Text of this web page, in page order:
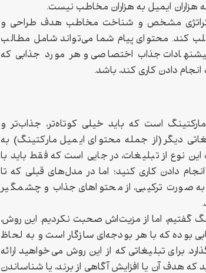
هزاران ایمیل به هزاران مخاطب نیست.
مشخص و شناخت مخاطب هدف طراحی و
کند. محتوای پیام شما می‌تواند شامل مطالب
جذاب اختصاصی و هر مورد جذابی که
دادن کاری کند، باشد.
است که باید خیلی کوتاه‌تر، جذاب‌تر و
دیگر (از جمله محتوای ایمیل مارکتینگ) به
نوع از تبلیغات، در جایی است که فقط باید با
دادن کاری کنید؛ اما در مدل‌های قبلی که تا
به صورت ترکیبی، از محتواهای جذاب و چشمگیر
گفتیم، اما از مزیت‌اش صحبت نکردیم. این روش،
بوده که با هر بودجه‌ای سازگار است و به لحاظ
برای تبلیغاتی که از این روش می‌خواهید ارائه
که هدف آن یا افزایش آگاهی از برند، یا شناساندن